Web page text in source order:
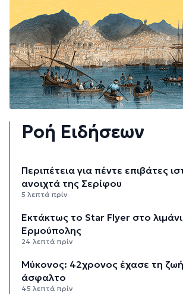
Ροή Ειδήσεων
Περιπέτεια για πέντε επιβάτες
ανοιχτά της Σερίφου
5 λεπτά πρίν
Εκτάκτως το Star Flyer στο
Ερμούπολης
24 λεπτά πρίν
Μύκονος: 42χρονος έχασε τη
άσφαλτο
45 λεπτά πρίν